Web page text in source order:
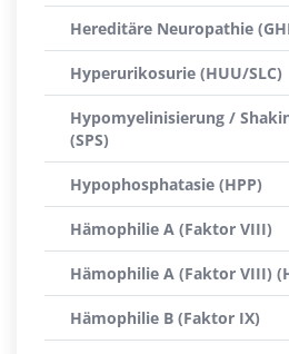
Hereditäre Neuropathie
Hyperurikosurie (HUU/SLC)
Hypomyelinisierung /
(SPS)
Hypophosphatasie (HPP)
Hämophilie A (Faktor VIII)
Hämophilie A (Faktor VIII)
Hämophilie B (Faktor IX)